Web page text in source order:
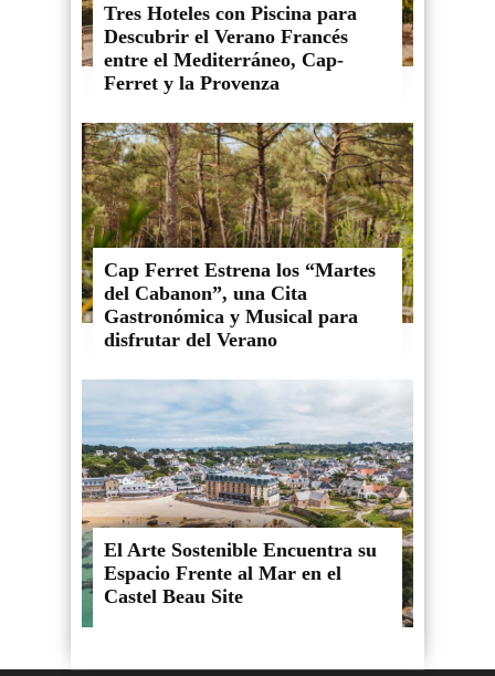
Tres Hoteles con Piscina para
Descubrir el Verano Francés
entre el Mediterráneo, Cap-
Ferret y la Provenza
Cap Ferret Estrena los “Martes
del Cabanon”, una Cita
Gastronómica y Musical para
disfrutar del Verano
El Arte Sostenible Encuentra su
Espacio Frente al Mar en el
Castel Beau Site